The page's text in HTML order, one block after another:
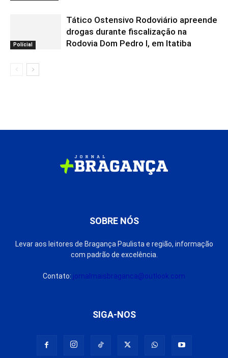
Polícial
Tático Ostensivo Rodoviário apreende
drogas durante fiscalização na
Rodovia Dom Pedro I, em Itatiba
SOBRE NÓS
Levar aos leitores de Bragança Paulista e região, informação
com padrão de excelência.
Contato: jornalmaisbraganca@outlook.com
SIGA-NOS